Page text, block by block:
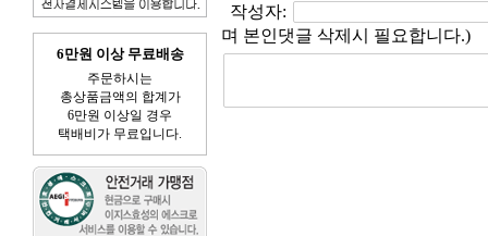
6만원 이상 무료배송
주문하시는
총상품금액의 합계가
6만원 이상일 경우
택배비가 무료입니다.
작성자:
며 본인댓글 삭제시 필요합니다.)